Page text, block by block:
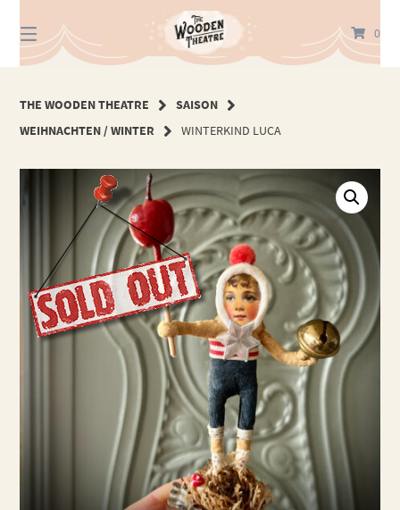
zum
Inhalt
0
THE WOODEN THEATRE
SAISON
WEIHNACHTEN / WINTER
WINTERKIND LUCA